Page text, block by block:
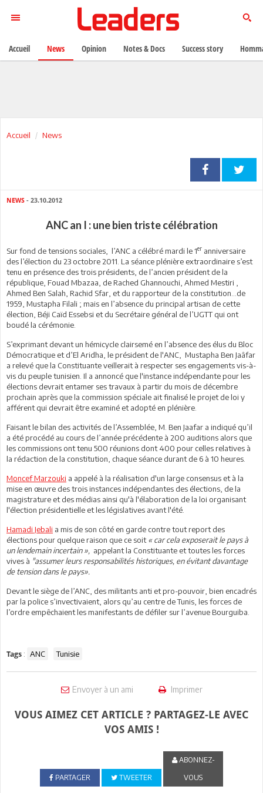
Accueil News
NEWS - 23.10.2012
ANC an I : une bien triste célébration
Sur fond de tensions sociales, l’ANC a célébré mardi le 1er anniversaire
des l’élection du 23 octobre 2011. La séance plénière extraordinaire s’est
tenu en présence des trois présidents, de l’ancien président de la
république, Fouad Mbazaa, de Rached Ghannouchi, Ahmed Mestiri ,
Ahmed Ben Salah, Rachid Sfar, et du rapporteur de la constitution…de
1959, Mustapha Filali ; mais en l’absence du principal artisan de cette
élection, Béji Caïd Essebsi et du Secrétaire général de l’UGTT qui ont
boudé la cérémonie.
S’exprimant devant un hémicycle clairsemé en l’absence des élus du Bloc
Démocratique et d’El Aridha, le président de l'ANC,
Mustapha Ben Jaâfar
a relevé que la Constituante veillerait à respecter ses engagements vis-à-
vis du peuple tunisien. Il a annoncé que l'instance indépendante pour les
élections devrait entamer ses travaux à partir du mois de décembre
prochain après que la commission spéciale ait finalisé le projet de loi y
afférent qui devrait être examiné et adopté en plénière.
Faisant le bilan des activités de l’Assemblée, M. Ben Jaafar a indiqué qu’il
a été procédé au cours de l’année précédente à 200 auditions alors que
les commissions ont tenu 500 réunions dont 400 pour celles relatives à
la rédaction de la constitution, chaque séance durant de 6 à 10 heures.
Moncef Marzouki a appelé à la réalisation d'un large consensus et à la
mise en œuvre des trois instances indépendantes des élections, de la
magistrature et des médias ainsi qu'à l'élaboration de la loi organisant
l'élection présidentielle et les législatives avant l'été.
Hamadi Jebali a mis de son côté en garde contre tout report des
élections pour quelque raison que ce soit« car cela exposerait le pays à
un lendemain incertain », appelant la Constituante et toutes les forces
vives à "assumer leurs responsabilités historiques, en évitant davantage
de tension dans le pays».
Devant le siège de l’ANC, des militants anti et pro-pouvoir, bien encadrés
par la police s’invectivaient, alors qu’au centre de Tunis, les forces de
l’ordre empêchaient les manifestants de défiler sur l’avenue Bourguiba.
Tags : ANC Tunisie
Envoyer à un ami Imprimer
VOUS AIMEZ CET ARTICLE ? PARTAGEZ-LE AVEC
VOS AMIS !
PARTAGER TWEETER
ABONNEZ-
VOUS
Accueil News Opinion Notes & Docs Success story